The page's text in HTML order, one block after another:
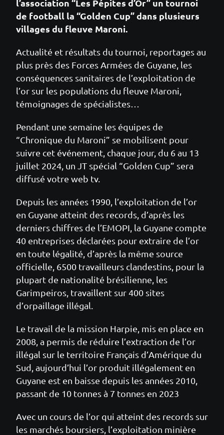
l’association “Les Pépites d’Or” un tournoi
de football la “Golden Cup” dans plusieurs
villages du fleuve Maroni.
Actualité et résultats du tournoi, reportages au
plus près des Forces Armées de Guyane, les
conséquences sanitaires de l’exploitation de
l’or sur les populations du fleuve Maroni,
témoignages de spécialistes…
Pendant une semaine les équipes de
“Chronique du Maroni” se mobilisent pour
suivre cet événement, chaque jour, du 6 au 13
juillet 2024, un JT spécial “Golden Cup” sera
diffusé votre web tv.
Depuis les années 1990, l’exploitation de l’or
en Guyane atteint des records, d’après les
derniers chiffres de l’EMOPI, la Guyane compte
40 entreprises déclarées pour extraire de l’or
en toute légalité, d’après la même source
officielle, 6500 travailleurs clandestins, pour la
plupart de nationalité brésilienne, les
Garimpeiros, travaillent sur 400 sites
d’orpaillage illégal.
Le travail de la mission Harpie, mis en place en
2008, a permis de réduire l’extraction de l’or
illégal sur le territoire Français d’Amérique du
Sud, aujourd’hui l’or produit illégalement en
Guyane est en baisse depuis les années 2010,
passant de 10 tonnes à 7 tonnes en 2023
Avec un cours de l’or qui atteint des records sur
les marchés boursiers, l’exploitation minière